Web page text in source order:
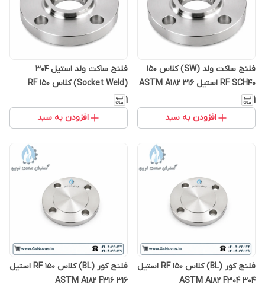
فلنج ساکت ولد (SW) کلاس 150
RF SCH40 استیل 316 ASTM A182
F316۱
افزودن به سبد
فلنج ساکت ولد استیل 304
(Socket Weld) کلاس 150 RF
SCH40 | ASTM A182 F304۱
افزودن به سبد
فلنج کور (BL) کلاس 150 RF استیل
304 ASTM A182 F304
فلنج کور (BL) کلاس 150 RF استیل
316 ASTM A182 F316